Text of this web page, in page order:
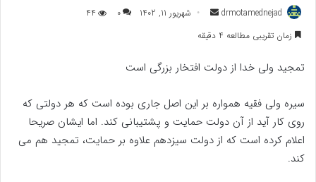
drmotamednejad
ارسال
به
شهریور 11, 1402 0
44
زمان تقریبی مطالعه 4 دقیقه
تمجید ولی خدا از دولت افتخار بزرگی است
سیره ولی فقیه همواره بر این اصل جاری بوده است که هر دولتی که
روی کار آید از آن دولت حمایت و پشتیبانی کند. اما ایشان صریحا
اعلام کرده است که از دولت سیزدهم علاوه بر حمایت، تمجید هم می
کند.